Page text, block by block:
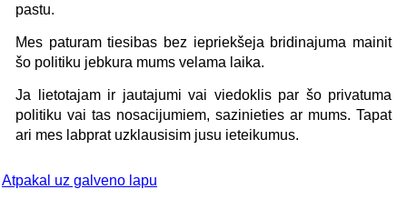
pastu.
Mes paturam tiesibas bez iepriekšeja bridinajuma mainit
šo politiku jebkura mums velama laika.
Ja lietotajam ir jautajumi vai viedoklis par šo privatuma
politiku vai tas nosacijumiem, sazinieties ar mums. Tapat
ari mes labprat uzklausisim jusu ieteikumus.
Atpakal uz galveno lapu